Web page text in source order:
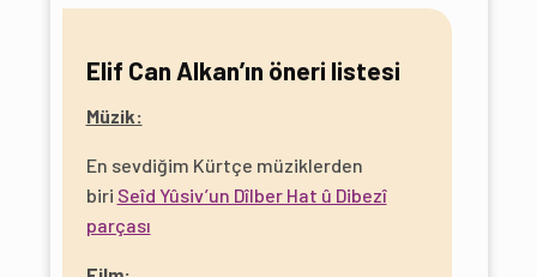
Elif Can Alkan’ın öneri listesi
Müzik:
En sevdiğim Kürtçe müziklerden
biri Seîd Yûsiv’un Dîlber Hat û Dibezî
parçası